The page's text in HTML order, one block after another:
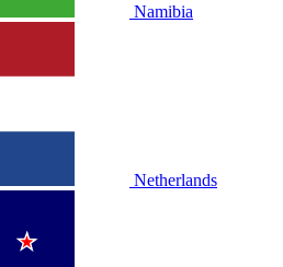
Namibia
Netherlands